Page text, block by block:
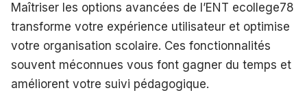
Maîtriser les options avancées de l’ENT ecollege78
transforme votre expérience utilisateur et optimise
votre organisation scolaire. Ces fonctionnalités
souvent méconnues vous font gagner du temps et
améliorent votre suivi pédagogique.